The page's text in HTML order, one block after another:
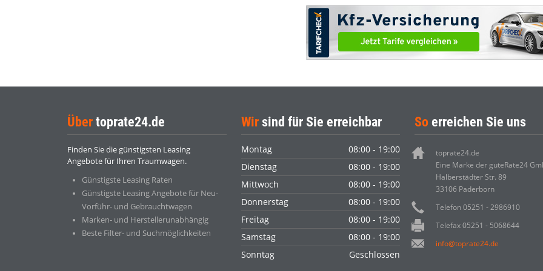
Über toprate24.de
Finden Sie die günstigsten Leasing
Angebote für Ihren Traumwagen.
Günstigste Leasing Raten
Günstigste Leasing Angebote für Neu-
Vorführ- und Gebrauchtwagen
Marken- und Herstellerunabhängig
Beste Filter- und Suchmöglichkeiten
Wirsind für Sie erreichbar
Montag
08:00 - 19:00
Dienstag
08:00 - 19:00
Mittwoch
08:00 - 19:00
Donnerstag
08:00 - 19:00
Freitag
08:00 - 19:00
Samstag
08:00 - 19:00
Sonntag
Geschlossen
So erreichen Sie uns
toprate24.de
Eine Marke der guteRate24
Halberstädter Str. 89
33106 Paderborn
Telefon 05251 - 2986910
Telefax 05251 - 5068644
info@toprate24.de